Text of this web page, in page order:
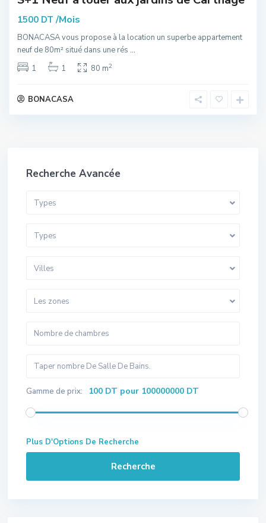
1500 DT /Mois
BONACASA vous propose à la location un superbe appartement
neuf de 80m² situé dans une rés ...
1
1 80 m2
BONACASA
Recherche Avancée
Types
Types
Villes
Les zones
Gamme de prix: 100 DT pour 100000000 DT
Plus D'Options De Recherche
Recherche